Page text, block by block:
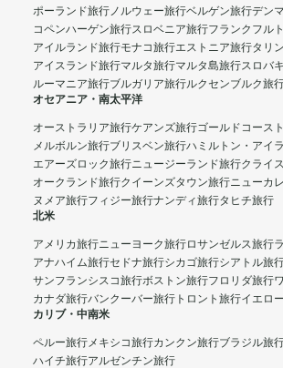
ポーランド旅行ノルウェー旅行ベルゲン旅行デン
コペンハーゲン旅行スロベニア旅行フランクフル
アイルランド旅行モナコ旅行エストニア旅行タリ
アイスランド旅行マルタ旅行マルタ島旅行スロバ
ルーマニア旅行ブルガリア旅行ルクセンブルク旅
オセアニア・南太平洋
オーストラリア旅行ケアンズ旅行ゴールドコース
メルボルン旅行ブリスベン旅行ハミルトン・アイ
エアーズロック旅行ニュージーランド旅行クライ
オークランド旅行クイーンズタウン旅行ニューカ
ヌメア旅行フィジー旅行ナンディ旅行タヒチ旅行
北米
アメリカ旅行ニューヨーク旅行ロサンゼルス旅行
アナハイム旅行セドナ旅行シカゴ旅行シアトル旅
サンフランシスコ旅行ボストン旅行フロリダ旅行
カナダ旅行バンクーバー旅行 トロント旅行イエロ
カリブ・中南米
ペルー旅行メキシコ旅行カンクン旅行ブラジル旅
ハイチ旅行アルゼンチン旅行